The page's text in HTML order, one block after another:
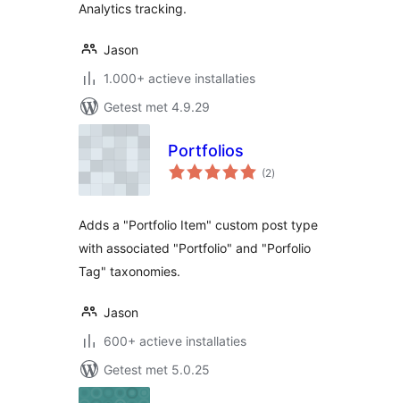
Analytics tracking.
Jason
1.000+ actieve installaties
Getest met 4.9.29
Portfolios
(2totaal
waarderingen
)
Adds a "Portfolio Item" custom post type
with associated "Portfolio" and "Porfolio
Tag" taxonomies.
Jason
600+ actieve installaties
Getest met 5.0.25